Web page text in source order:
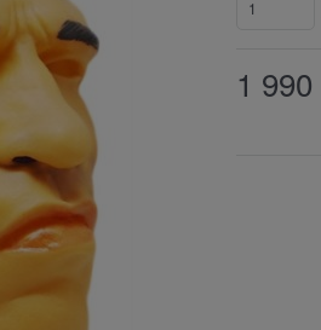
1 990